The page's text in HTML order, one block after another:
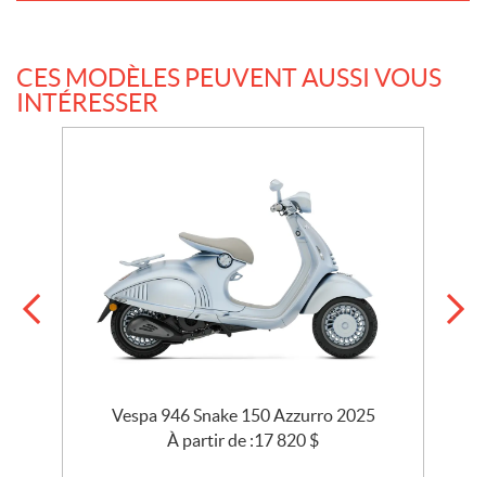
CES MODÈLES PEUVENT AUSSI VOUS
INTÉRESSER
Vespa 946 Snake 150 Azzurro 2025
À partir de :17 820 $